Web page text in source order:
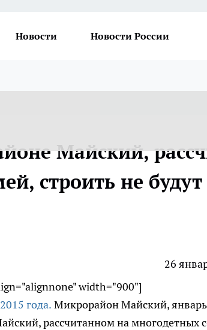
Новости Новости России
Майский,
строить не будут
26
width="900"]
Микрорайон Майский,
рассчитанном на многодетных